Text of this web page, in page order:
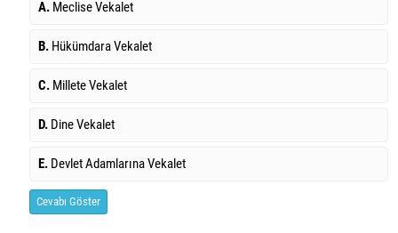
A. Meclise Vekalet
B. Hükümdara Vekalet
C. Millete Vekalet
D. Dine Vekalet
E. Devlet Adamlarına Vekalet
Cevabı Göster